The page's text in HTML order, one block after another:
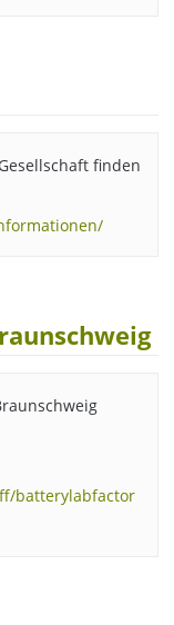
finden
batterylabfactor